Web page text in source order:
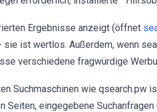
Ergebnisse anzeigt (öffnet
ist wertlos. Außerdem, wenn
verschiedene fragwürdige
Suchmaschinen wie qsearch.pw
eingegebene